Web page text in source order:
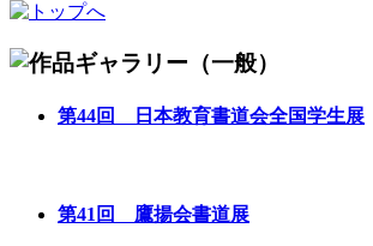
第44回 日本教育書道会全国学生展
第41回 鷹揚会書道展